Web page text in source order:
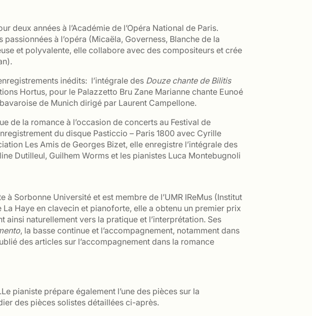
deux années à l’Académie de l’Opéra National de Paris.
à l’opéra (Micaëla, Governess, Blanche de la
et polyvalente, elle collabore avec des compositeurs et crée
inédits: l’intégrale des Douze chante de Bilitis
Hortus, pour le Palazzetto Bru Zane Marianne chante Eunoé
de Munich dirigé par Laurent Campellone.
de la romance à l’occasion de concerts au Festival de
du disque Pasticcio – Paris 1800 avec Cyrille
Les Amis de Georges Bizet, elle enregistre l’intégrale des
Dutilleul, Guilhem Worms et les pianistes Luca Montebugnoli
à Sorbonne Université et est membre de l’UMR IReMus (Institut
Haye en clavecin et pianoforte, elle a obtenu un premier prix
naturellement vers la pratique et l’interprétation. Ses
, la basse continue et l’accompagnement, notamment dans
des articles sur l’accompagnement dans la romance
pianiste prépare également l’une des pièces sur la
des pièces solistes détaillées ci-après.